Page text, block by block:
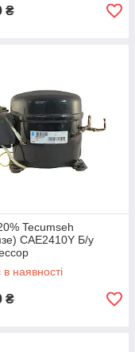
₴
Tecumseh
CAE2410Y Б/у
наявності
₴